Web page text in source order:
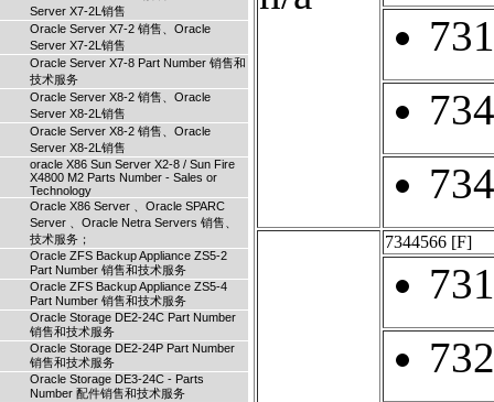
Server X7-2L销售
Oracle Server X7-2 销售、Oracle
Server X7-2L销售
Oracle Server X7-8 Part Number 销售和
技术服务
Oracle Server X8-2 销售、Oracle
Server X8-2L销售
Oracle Server X8-2 销售、Oracle
Server X8-2L销售
oracle X86 Sun Server X2-8 / Sun Fire
X4800 M2 Parts Number - Sales or
Technology
Oracle X86 Server 、Oracle SPARC
Server 、Oracle Netra Servers 销售、
技术服务；
Oracle ZFS Backup Appliance ZS5-2
Part Number 销售和技术服务
Oracle ZFS Backup Appliance ZS5-4
Part Number 销售和技术服务
Oracle Storage DE2-24C Part Number
销售和技术服务
Oracle Storage DE2-24P Part Number
销售和技术服务
Oracle Storage DE3-24C - Parts
Number 配件销售和技术服务
7344566 [F]